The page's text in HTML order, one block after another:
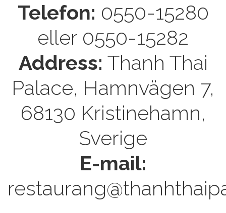
Telefon: 0550-15280
eller 0550-15282
Address: Thanh Thai
Palace, Hamnvägen 7,
68130 Kristinehamn,
Sverige
E-mail: